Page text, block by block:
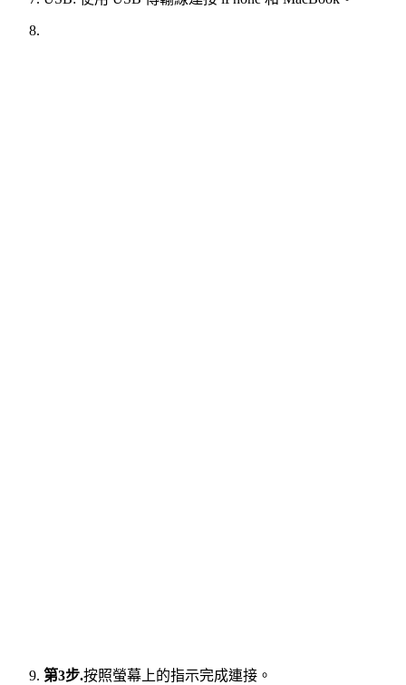
第3步.按照螢幕上的指示完成連接。